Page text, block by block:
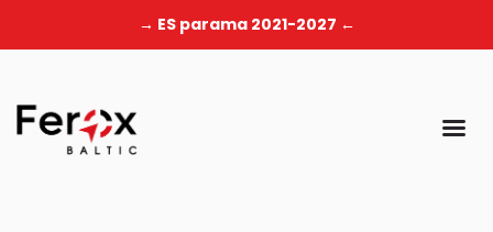
→ ES parama 2021-2027 ←